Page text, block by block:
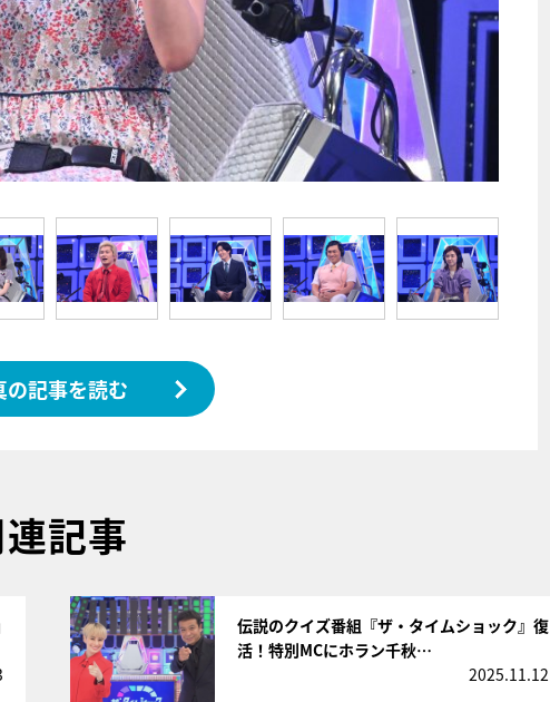
の記事を読む
記事
伝説のクイズ番組『ザ・タイムショック』復
活！特別MCにホラン千秋…
2025.11.12